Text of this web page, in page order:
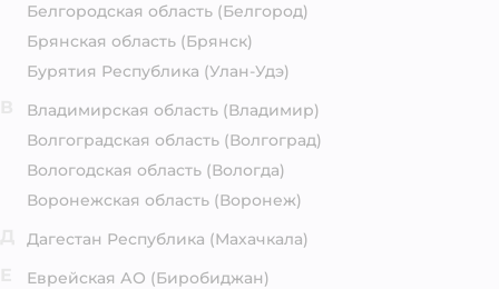
Белгородская область (Белгород)
Брянская область (Брянск)
Бурятия Республика (Улан-Удэ)
Владимирская область (Владимир)
Волгоградская область (Волгоград)
Вологодская область (Вологда)
Воронежская область (Воронеж)
Дагестан Республика (Махачкала)
Еврейская АО (Биробиджан)